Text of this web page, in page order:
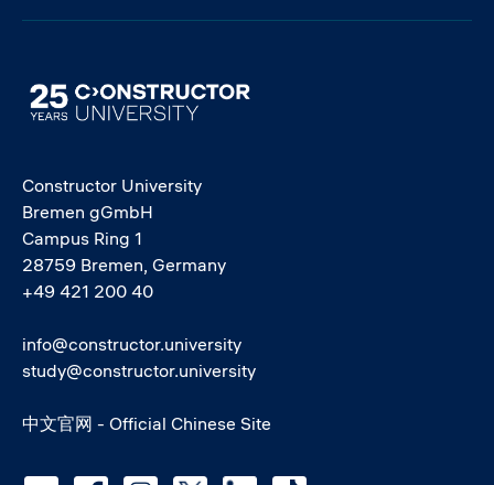
Image
Constructor University
Bremen gGmbH
Campus Ring 1
28759 Bremen, Germany
+49 421 200 40
info@constructor.university
study@constructor.university
中文官网 - Official Chinese Site